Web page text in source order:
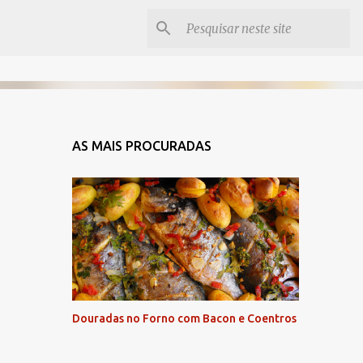
AS MAIS PROCURADAS
Douradas no Forno com Bacon e Coentros